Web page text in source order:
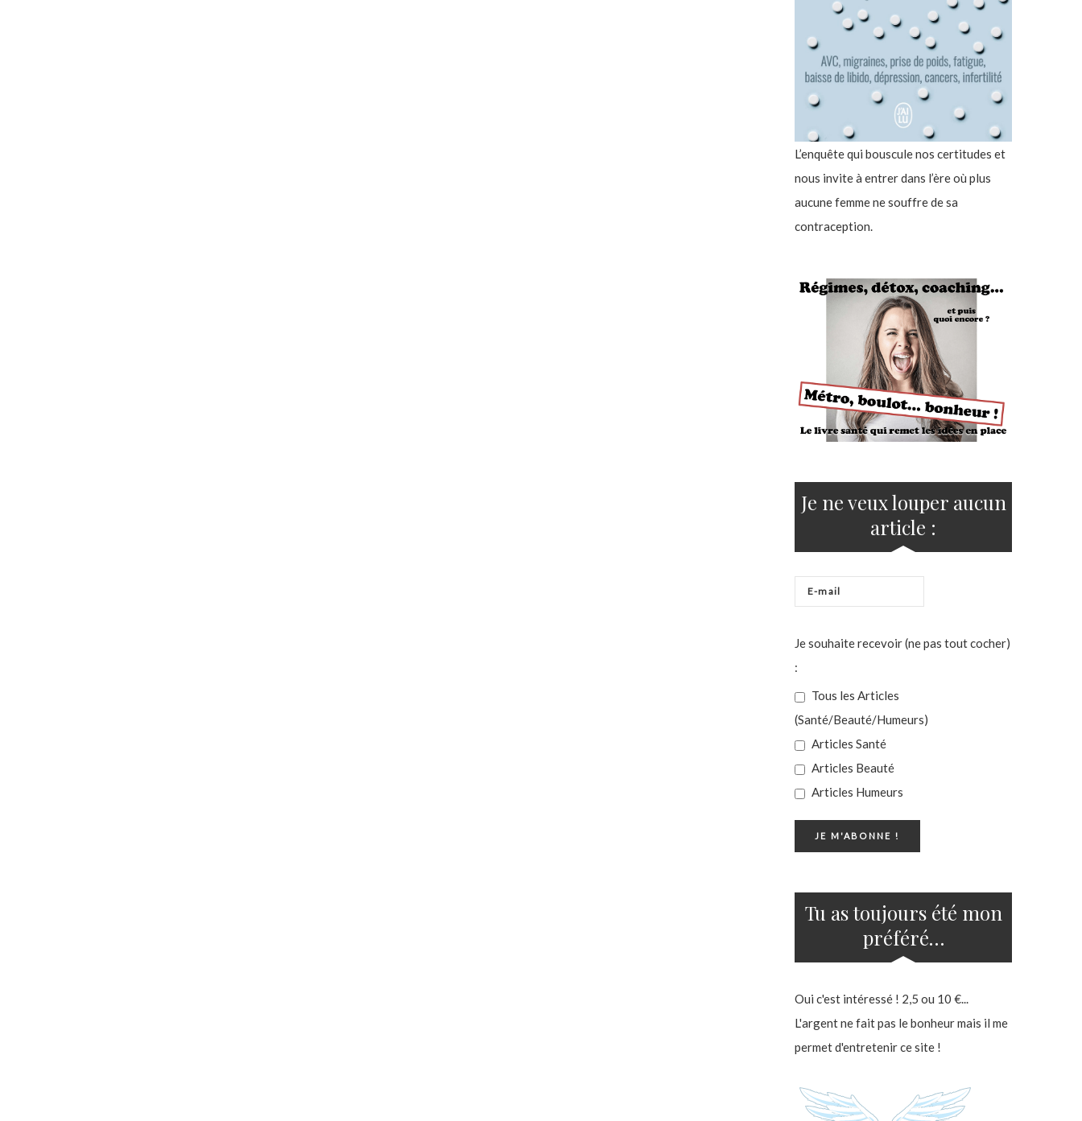
L’enquête qui bouscule nos certitudes et
nous invite à entrer dans l’ère où plus
aucune femme ne souffre de sa
contraception.
Je ne veux louper aucun
article :
Je souhaite recevoir (ne pas tout cocher)
:
Tous les Articles
(Santé/Beauté/Humeurs)
Articles Santé
Articles Beauté
Articles Humeurs
Tu as toujours été mon
préféré…
Oui c'est intéressé ! 2,5 ou 10 €...
L'argent ne fait pas le bonheur mais il me
permet d'entretenir ce site !